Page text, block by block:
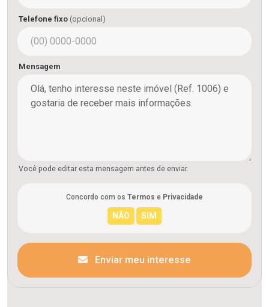
Telefone fixo (opcional)
Mensagem
Você pode editar esta mensagem antes de enviar.
Concordo com os Termos e Privacidade
Enviar meu interesse